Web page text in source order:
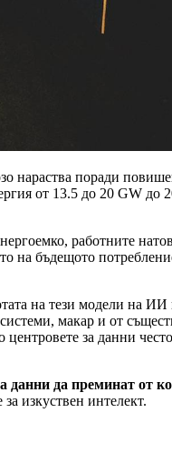
нараства поради
от 13.5 до 20 GW до
работните
на бъдещото
на тези модели на ИИ
макар и от
за данни
данни да преминат от
изкуствен интелект.